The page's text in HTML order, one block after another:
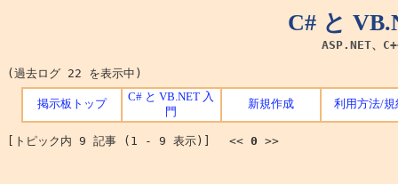
C# と
ASP.NET、
(過去ログ 22 を表示中)
掲示板トップ
C# と VB.NET 入
門
新規作成 利用方法/規
[トピック内 9 記事 (1 - 9 表示)] << 0 >>